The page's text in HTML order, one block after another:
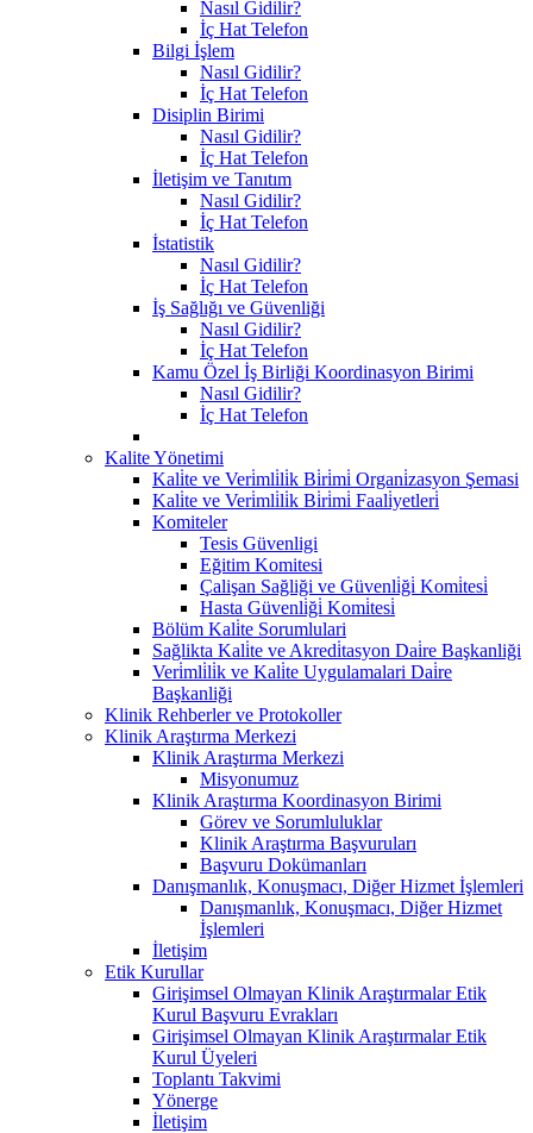
Nasıl Gidilir?
İç Hat Telefon
Bilgi İşlem
Nasıl Gidilir?
İç Hat Telefon
Disiplin Birimi
Nasıl Gidilir?
İç Hat Telefon
İletişim ve Tanıtım
Nasıl Gidilir?
İç Hat Telefon
İstatistik
Nasıl Gidilir?
İç Hat Telefon
İş Sağlığı ve Güvenliği
Nasıl Gidilir?
İç Hat Telefon
Kamu Özel İş Birliği Koordinasyon Birimi
Nasıl Gidilir?
İç Hat Telefon
Kalite Yönetimi
Kali̇te ve Veri̇mli̇li̇k Bi̇ri̇mi̇ Organi̇zasyon Şemasi
Kali̇te ve Veri̇mli̇li̇k Bi̇ri̇mi̇ Faali̇yetleri̇
Komiteler
Tesis Güvenligi
Eğitim Komitesi
Çalişan Sağliği ve Güvenli̇ği̇ Komi̇tesi̇
Hasta Güvenli̇ği̇ Komi̇tesi̇
Bölüm Kali̇te Sorumlulari
Sağlikta Kali̇te ve Akredi̇tasyon Dai̇re Başkanliği
Veri̇mli̇li̇k ve Kali̇te Uygulamalari Dai̇re
Başkanliği
Klinik Rehberler ve Protokoller
Klinik Araştırma Merkezi
Klinik Araştırma Merkezi
Misyonumuz
Klinik Araştırma Koordinasyon Birimi
Görev ve Sorumluluklar
Klinik Araştırma Başvuruları
Başvuru Dokümanları
Danışmanlık, Konuşmacı, Diğer Hizmet İşlemleri
Danışmanlık, Konuşmacı, Diğer Hizmet
İşlemleri
İletişim
Etik Kurullar
Girişimsel Olmayan Klinik Araştırmalar Etik
Kurul Başvuru Evrakları
Girişimsel Olmayan Klinik Araştırmalar Etik
Kurul Üyeleri
Toplantı Takvimi
Yönerge
İletişim